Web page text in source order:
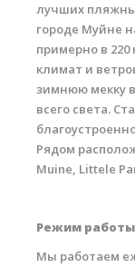
лучших
городе Муйне
примерно в
климат и
зимнюю мекку
всего света.
Рядом
Muine, Littele
Режим работы
Мы работаем